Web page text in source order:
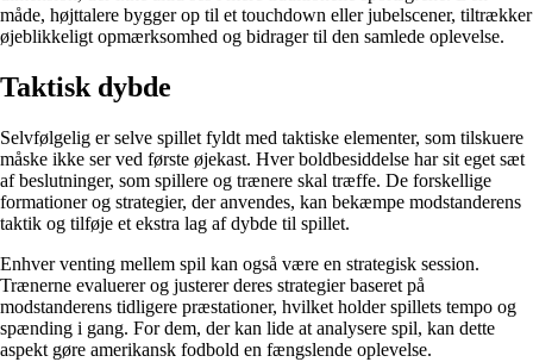
måde, højttalere bygger op til et touchdown eller jubelscener, tiltrækker
øjeblikkeligt opmærksomhed og bidrager til den samlede oplevelse.
Taktisk dybde
Selvfølgelig er selve spillet fyldt med taktiske elementer, som tilskuere
måske ikke ser ved første øjekast. Hver boldbesiddelse har sit eget sæt
af beslutninger, som spillere og trænere skal træffe. De forskellige
formationer og strategier, der anvendes, kan bekæmpe modstanderens
taktik og tilføje et ekstra lag af dybde til spillet.
Enhver venting mellem spil kan også være en strategisk session.
Trænerne evaluerer og justerer deres strategier baseret på
modstanderens tidligere præstationer, hvilket holder spillets tempo og
spænding i gang. For dem, der kan lide at analysere spil, kan dette
aspekt gøre amerikansk fodbold en fængslende oplevelse.